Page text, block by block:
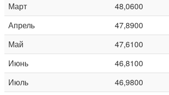
Март
48,0600
Апрель
47,8900
Май
47,6100
Июнь
46,8100
Июль
46,9800